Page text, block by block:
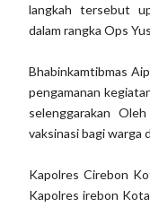
langkah tersebut
dalam rangka Ops
Bhabinkamtibmas
pengamanan
selenggarakan
vaksinasi bagi warga
Kapolres Cirebon
Kapolres irebon